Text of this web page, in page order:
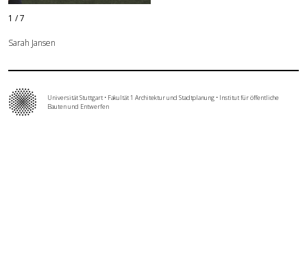
1 /7
Sarah Jansen
Universität Stuttgart • Fakultät 1 Architektur und Stadtplanung • Institut für öffentliche
Bauten und Entwerfen